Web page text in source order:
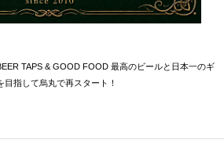
TAPS & GOOD FOOD 最高のビールと日本一のギ
目指して烏丸で再スタート！